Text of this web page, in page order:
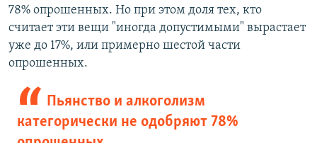
78% опрошенных. Но при этом доля тех, кто
считает эти вещи "иногда допустимыми" вырастает
уже до 17%, или примерно шестой части
опрошенных.
Пьянство и алкоголизм
категорически не одобряют 78%